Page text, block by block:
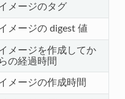
メージのタグ
メージの digest 値
メージを作成してか
らの経過時間
メージの作成時間